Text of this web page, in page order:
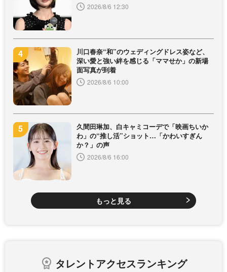
2026/8/6 12:30
川口春奈“和”のウェディングドレス姿など、
深い愛と強い絆を感じる「ママせか」の新場
面写真が到着
2026/8/6 10:00
久間田琳加、白キャミコーデで「映画ちいか
わ」の“推し活”ショット…「かわいすぎん
か？」の声
2026/8/6 16:00
もっと見る
タレントアクセスランキング